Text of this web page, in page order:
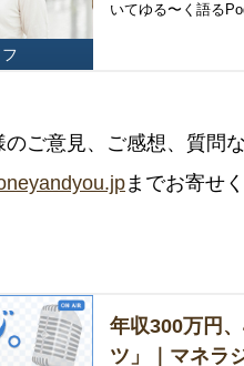
いてゆる〜く語る
ご意見、ご感想、質問
までお寄せ
年収300万円
ツ」｜マネラ